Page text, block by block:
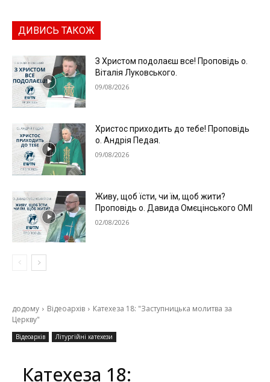
ДИВИСЬ ТАКОЖ
З Христом подолаєш все! Проповідь о.
Віталія Луковського.
09/08/2026
Христос приходить до тебе! Проповідь
о. Андрія Педая.
09/08/2026
Живу, щоб їсти, чи їм, щоб жити?
Проповідь о. Давида Омєцінського ОМІ
02/08/2026